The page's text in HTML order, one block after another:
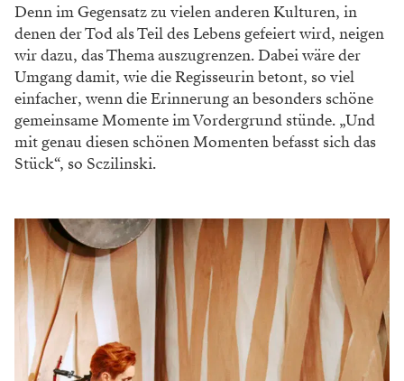
Denn im Gegensatz zu vielen anderen Kulturen, in
denen der Tod als Teil des Lebens gefeiert wird, neigen
wir dazu, das Thema auszugrenzen. Dabei wäre der
Umgang damit, wie die Regisseurin betont, so viel
einfacher, wenn die Erinnerung an besonders schöne
gemeinsame Momente im Vordergrund stünde. „Und
mit genau diesen schönen Momenten befasst sich das
Stück“, so Sczilinski.